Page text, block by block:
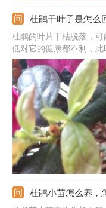
杜鹃干叶子是怎么
杜鹃的叶片干枯脱落，
低对它的健康都不利，
之间比较好。还可能是
下它的根系，之后施肥
病害导致，此时最好及时
杜鹃小苗怎么养，